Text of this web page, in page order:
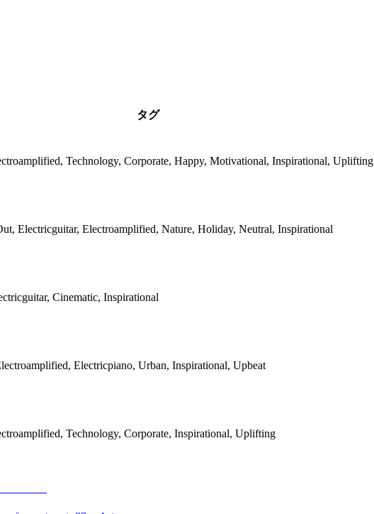
タグ
Technology, Corporate, Happy, Motivational, Inspirational, Uplifting
Electricguitar, Electroamplified, Nature, Holiday, Neutral, Inspirational
Cinematic, Inspirational
Electricpiano, Urban, Inspirational, Upbeat
Technology, Corporate, Inspirational, Uplifting